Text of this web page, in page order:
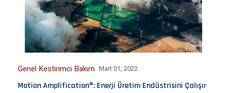
Genel Kestirimci Bakım Mart 01, 2022
Motion Amplification®: Enerji Üretim Endüstrisini Çalışır